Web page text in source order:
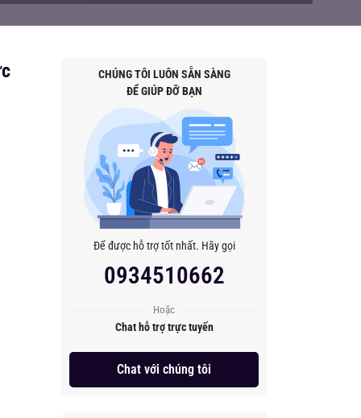
CHÚNG TÔI LUÔN SẴN SÀNG
ĐỂ GIÚP ĐỠ BẠN
Để được hỗ trợ tốt nhất. Hãy gọi
0934510662
Hoặc
Chat hỗ trợ trực tuyến
Chat với chúng tôi